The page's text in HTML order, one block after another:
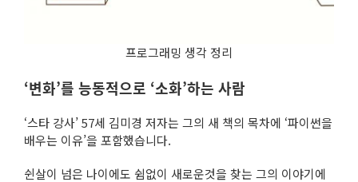
프로그래밍 생각 정리
‘변화’를 능동적으로 ‘소화’하는 사람
‘스타 강사’ 57세 김미경 저자는 그의 새 책의 목차에 ‘파이썬을
배우는 이유’을 포함했습니다.
쉰살이 넘은 나이에도 쉼없이 새로운것을 찾는 그의 이야기에